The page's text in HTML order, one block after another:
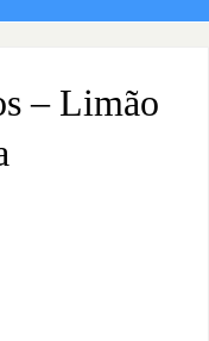
– Limão